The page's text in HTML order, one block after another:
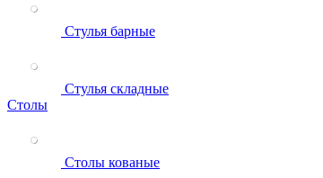
Стулья барные
Стулья складные
Столы
Столы кованые